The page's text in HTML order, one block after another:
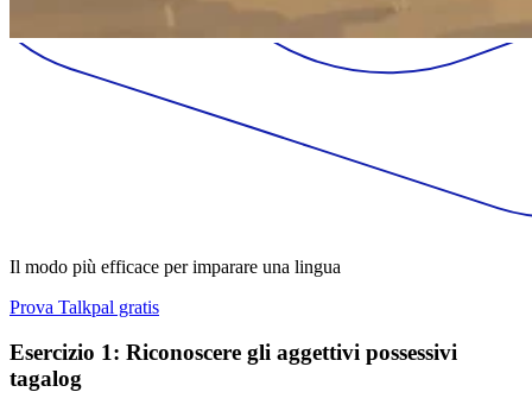
Il modo più efficace per imparare una lingua
Prova Talkpal gratis
Esercizio 1: Riconoscere gli aggettivi possessivi
tagalog